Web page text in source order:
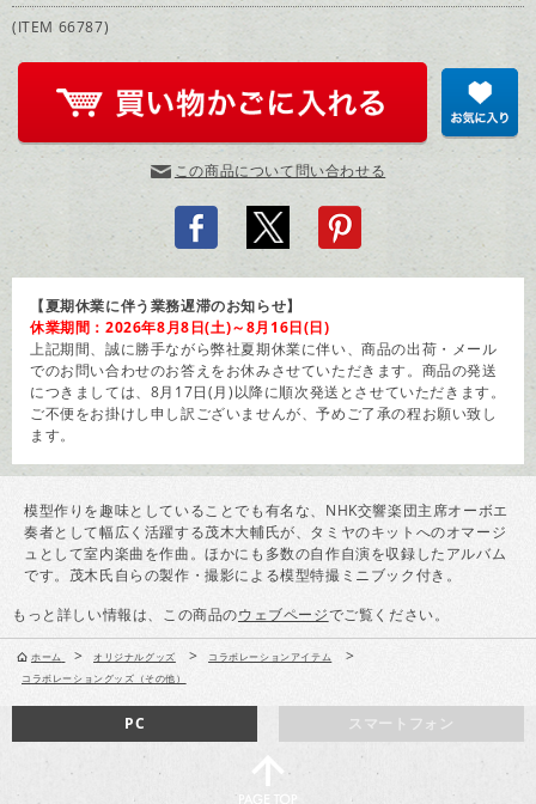
(ITEM 66787)
この商品について問い合わせる
【夏期休業に伴う業務遅滞のお知らせ】
休業期間：2026年8月8日(土)～8月16日(日)
上記期間、誠に勝手ながら弊社夏期休業に伴い、商品の出荷・メール
でのお問い合わせのお答えをお休みさせていただきます。商品の発送
につきましては、8月17日(月)以降に順次発送とさせていただきます。
ご不便をお掛けし申し訳ございませんが、予めご了承の程お願い致し
ます。
模型作りを趣味としていることでも有名な、NHK交響楽団主席オーボエ
奏者として幅広く活躍する茂木大輔氏が、タミヤのキットへのオマージ
ュとして室内楽曲を作曲。ほかにも多数の自作自演を収録したアルバム
です。茂木氏自らの製作・撮影による模型特撮ミニブック付き。
もっと詳しい情報は、この商品のウェブページでご覧ください。
ホーム > オリジナルグッズ > コラボレーションアイテム >
コラボレーショングッズ（その他）
スマートフォン
PC